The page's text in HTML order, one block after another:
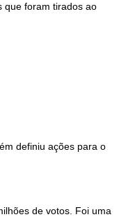
que foram tirados ao
definiu ações para o
de votos. Foi uma